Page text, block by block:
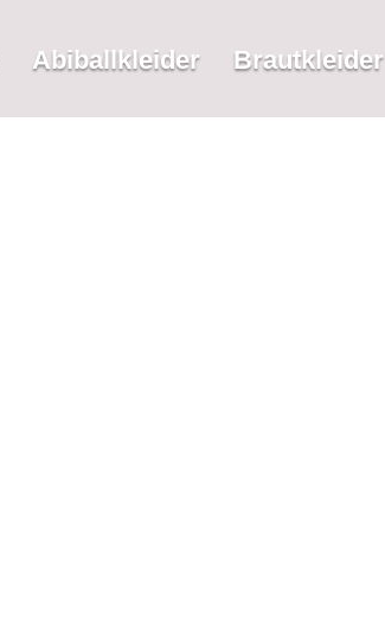
Abiballkleider Brautkleider